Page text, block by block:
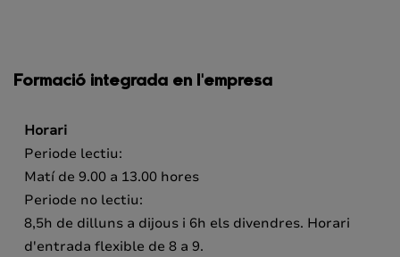
Formació integrada en l'empresa
Horari
Periode lectiu:
Matí de 9.00 a 13.00 hores
Periode no lectiu:
8,5h de dilluns a dijous i 6h els divendres. Horari
d'entrada flexible de 8 a 9.